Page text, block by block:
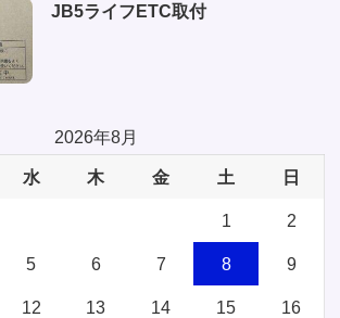
JB5ライフETC取付
2026年8月
水 木 金 土 日
1 2
5 6 7 8 9
12 13 14 15 16